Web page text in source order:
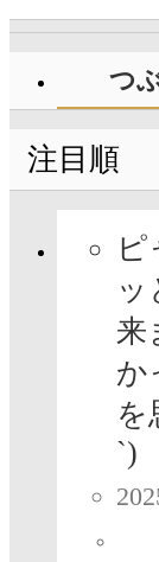
つ
注目順
ピ
ッ
来
か
を
`)